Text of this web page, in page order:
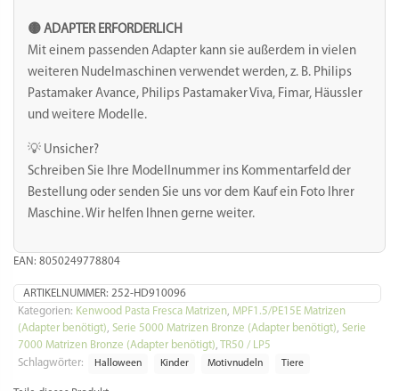
🟡 ADAPTER ERFORDERLICH
Mit einem passenden Adapter kann sie außerdem in vielen
weiteren Nudelmaschinen verwendet werden, z. B. Philips
Pastamaker Avance, Philips Pastamaker Viva, Fimar, Häussler
und weitere Modelle.
💡 Unsicher?
Schreiben Sie Ihre Modellnummer ins Kommentarfeld der
Bestellung oder senden Sie uns vor dem Kauf ein Foto Ihrer
Maschine. Wir helfen Ihnen gerne weiter.
EAN: 8050249778804
ARTIKELNUMMER: 252-HD910096
Kategorien: Kenwood Pasta Fresca Matrizen, MPF1.5/PE15E Matrizen
(Adapter benötigt), Serie 5000 Matrizen Bronze (Adapter benötigt), Serie
7000 Matrizen Bronze (Adapter benötigt), TR50 / LP5
Schlagwörter:
Halloween Kinder Motivnudeln Tiere